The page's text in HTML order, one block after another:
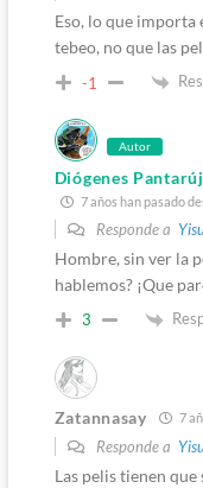
Eso, lo que importa
tebeo, no que las
-1
Autor
Diógenes
7 años han pasado
Responde a
Hombre, sin ver la
hablemos? ¡Que
3
Zatannasay 7
Responde a
Las pelis tienen